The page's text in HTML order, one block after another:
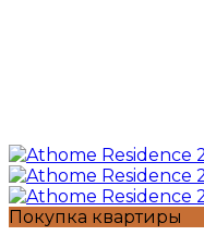
Покупка квартиры